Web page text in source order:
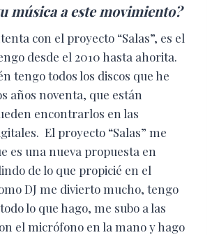
música a este movimiento?
con el proyecto “Salas”, es el
desde el 2010 hasta ahorita.
tengo todos los discos que he
años noventa, que están
encontrarlos en las
El proyecto “Salas” me
es una nueva propuesta en
de lo que propicié en el
DJ me divierto mucho, tengo
lo que hago, me subo a las
el micrófono en la mano y hago